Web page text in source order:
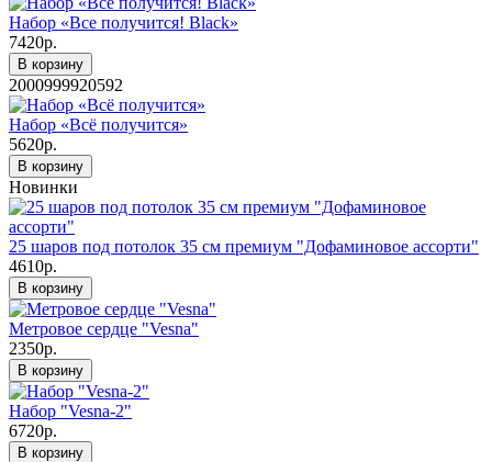
Набор «Все получится! Black»
7420р.
В корзину
2000999920592
Набор «Всё получится»
5620р.
В корзину
Новинки
25 шаров под потолок 35 см премиум "Дофаминовое ассорти"
4610р.
В корзину
Метровое сердце "Vesna"
2350р.
В корзину
Набор "Vesna-2"
6720р.
В корзину